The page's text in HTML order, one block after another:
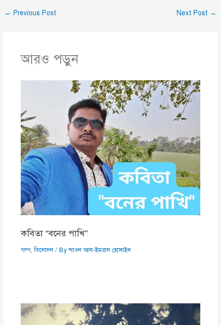
← Previous Post Next Post →
আরও পড়ুন
কবিতা “বনের পাখি”
গল্প,বিনোদন/ Byশাওন আল-ইমরান হোসাইন